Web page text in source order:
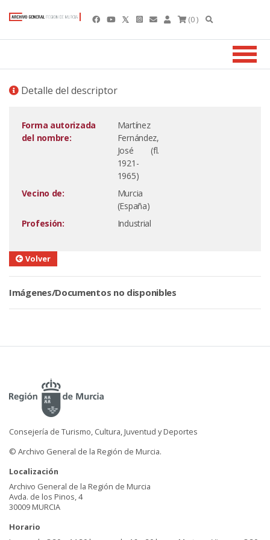
(0 )
Detalle del descriptor
Forma autorizada
del nombre:
Martínez
Fernández,
José (fl.
1921-
1965)
Vecino de:
Murcia
(España)
Profesión:
Industrial
Volver
Imágenes/Documentos no disponibles
Consejería de Turismo, Cultura, Juventud y Deportes
© Archivo General de la Región de Murcia.
Localización
Archivo General de la Región de Murcia
Avda. de los Pinos, 4
30009 MURCIA
Horario